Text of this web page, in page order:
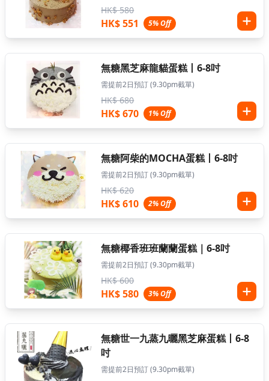
HK$ 580
HK$ 551 5% Off
無糖黑芝麻龍貓蛋糕丨6-8吋
需提前2日預訂 (9.30pm截單)
HK$ 680
HK$ 670 1% Off
無糖阿柴的MOCHA蛋糕丨6-8吋
需提前2日預訂 (9.30pm截單)
HK$ 620
HK$ 610 2% Off
無糖椰香班班蘭蘭蛋糕｜6-8吋
需提前2日預訂 (9.30pm截單)
HK$ 600
HK$ 580 3% Off
無糖世一九蒸九曬黑芝麻蛋糕丨6-8
吋
需提前2日預訂 (9.30pm截單)